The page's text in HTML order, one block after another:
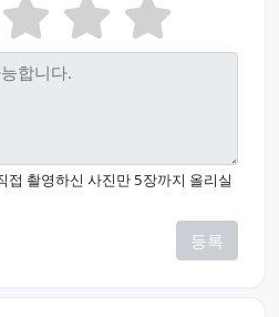
접 촬영하신 사진만 5장까지 올리실
등록